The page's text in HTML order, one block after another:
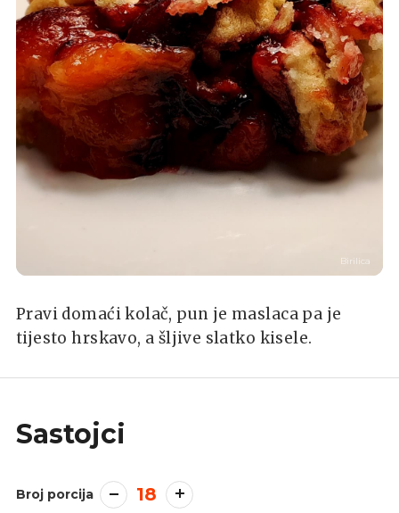
Birilica
Pravi domaći kolač, pun je maslaca pa je
tijesto hrskavo, a šljive slatko kisele.
Sastojci
Broj porcija 18